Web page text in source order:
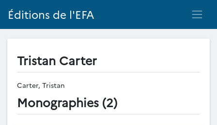
Éditions de l'EFA
Tristan Carter
Carter, Tristan
Monographies (2)